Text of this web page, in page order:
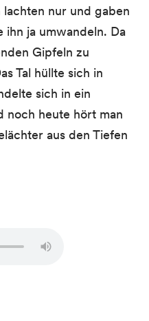
nur und gaben
ihn ja umwandeln. Da
Gipfeln zu
Tal hüllte sich in
sich in ein
noch heute hört man
aus den Tiefen